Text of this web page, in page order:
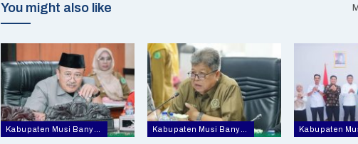
You might also like